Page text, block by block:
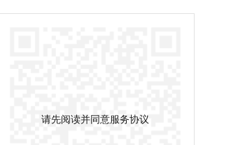
请先阅读并同意服务协议